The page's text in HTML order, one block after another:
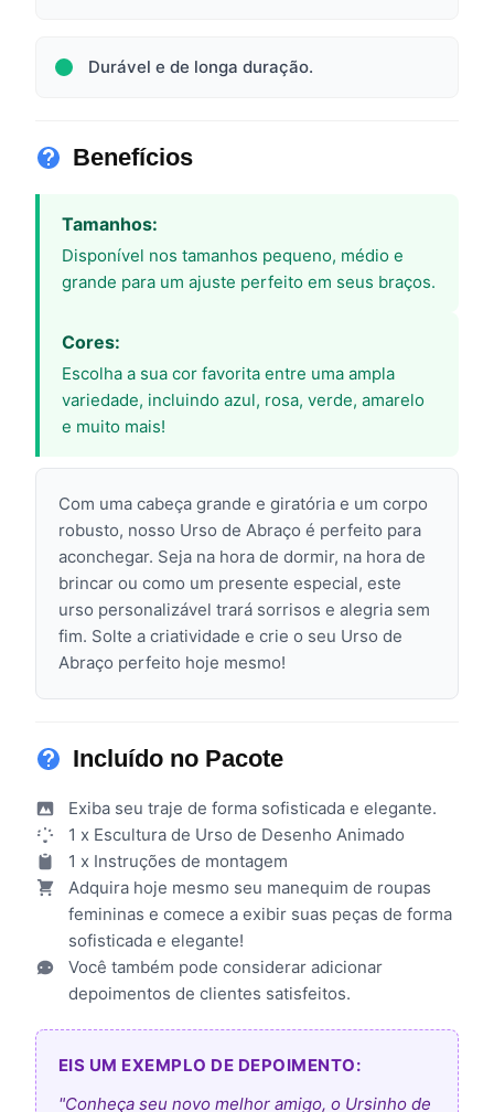
Durável e de longa duração.
Benefícios
Tamanhos:
Disponível nos tamanhos pequeno, médio e
grande para um ajuste perfeito em seus braços.
Cores:
Escolha a sua cor favorita entre uma ampla
variedade, incluindo azul, rosa, verde, amarelo
e muito mais!
Com uma cabeça grande e giratória e um corpo
robusto, nosso Urso de Abraço é perfeito para
aconchegar. Seja na hora de dormir, na hora de
brincar ou como um presente especial, este
urso personalizável trará sorrisos e alegria sem
fim. Solte a criatividade e crie o seu Urso de
Abraço perfeito hoje mesmo!
Incluído no Pacote
Exiba seu traje de forma sofisticada e elegante.
1 x Escultura de Urso de Desenho Animado
1 x Instruções de montagem
Adquira hoje mesmo seu manequim de roupas
femininas e comece a exibir suas peças de forma
sofisticada e elegante!
Você também pode considerar adicionar
depoimentos de clientes satisfeitos.
EIS UM EXEMPLO DE DEPOIMENTO:
"Conheça seu novo melhor amigo, o Ursinho de